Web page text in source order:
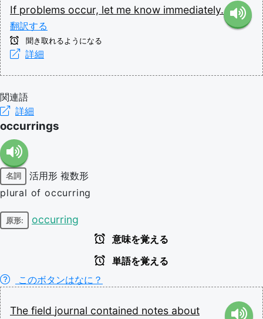
If problems occur, let me know immediately.
翻訳する
聞き取れるようになる
詳細
関連語
詳細
occurrings
名詞 活用形 複数形
plural of occurring
原形: occurring
意味を覚える
単語を覚える
このボタンはなに？
The field journal contained notes about